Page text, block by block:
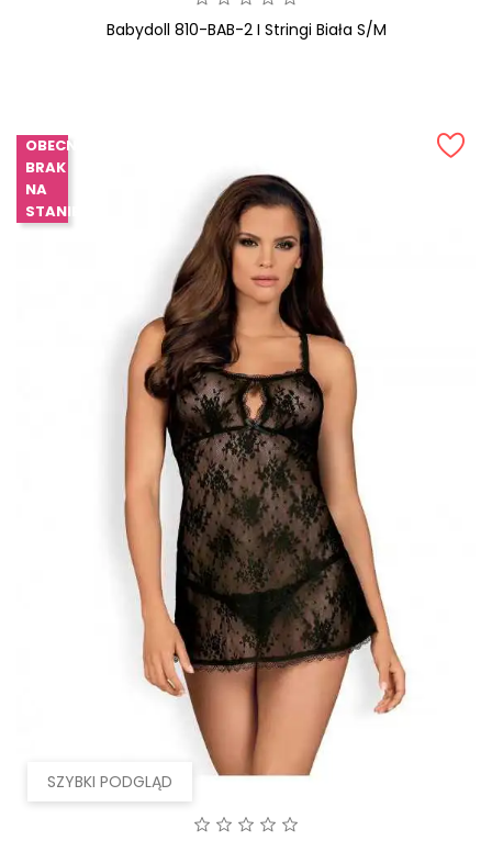
Babydoll 810-BAB-2 I Stringi Biała S/M
SZYBKI PODGLĄD
OBECNIE
BRAK
NA
STANIE